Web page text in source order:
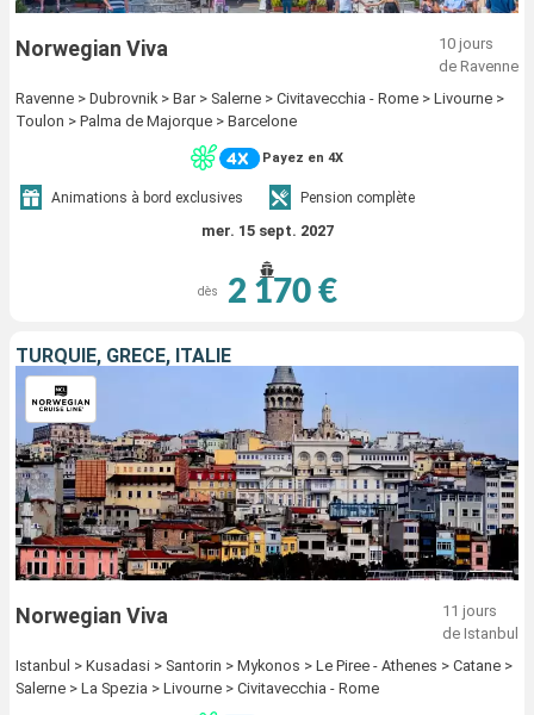
Norwegian Viva
10 jours
de Ravenne
Ravenne > Dubrovnik > Bar > Salerne > Civitavecchia - Rome > Livourne >
Toulon > Palma de Majorque > Barcelone
Payez en 4X
Animations à bord exclusives Pension complète
mer. 15 sept. 2027
dès 2 170 €
TURQUIE, GRÈCE, ITALIE
Norwegian Viva
11 jours
de Istanbul
Istanbul > Kusadasi > Santorin > Mykonos > Le Piree - Athenes > Catane >
Salerne > La Spezia > Livourne > Civitavecchia - Rome